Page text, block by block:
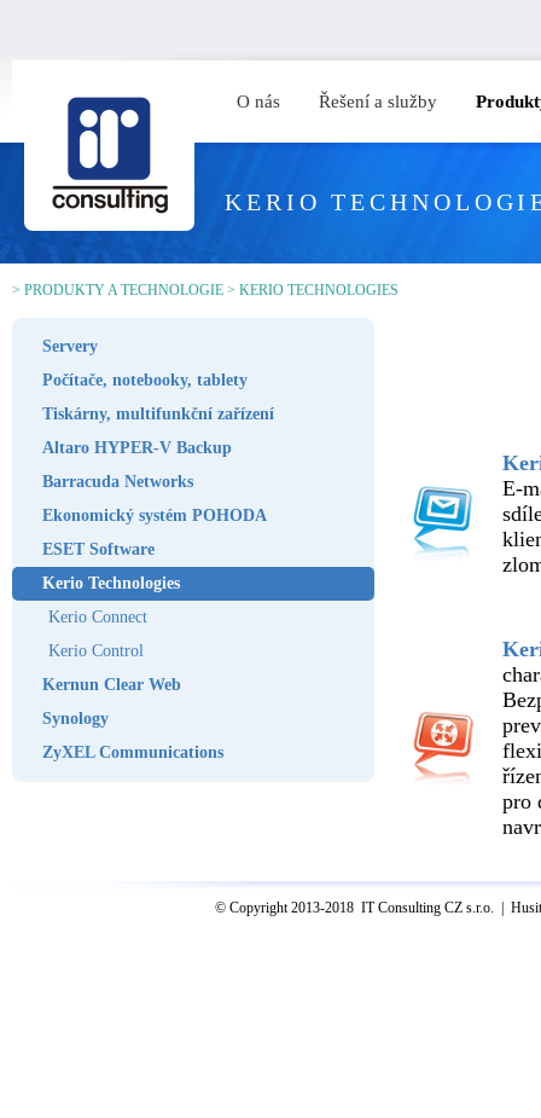
IT
O nás Řešení a služby
KERIO
> PRODUKTY A TECHNOLOGIE > KERIO TECHNOLOGIES
Servery
Počítače, notebooky, tablety
Tiskárny, multifunkční zařízení
Altaro HYPER-V Backup
Barracuda Networks
Ekonomický systém POHODA
ESET Software
Kerio Technologies
Kerio Connect
Kerio Control
Kernun Clear Web
Synology
ZyXEL Communications
E-
pro
© Copyright 2013-2018 IT Consulting CZ s.r.o. |